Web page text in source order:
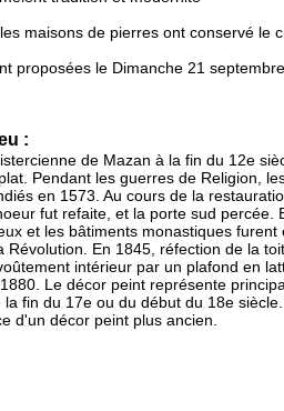
maisons de pierres ont conservé le
proposées le Dimanche 21
:
de Mazan à la fin du 12e
Pendant les guerres de Religion,
en 1573. Au cours de la
fut refaite, et la porte sud percée.
et les bâtiments monastiques furent
Révolution. En 1845, réfection de la
intérieur par un plafond en
Le décor peint représente
fin du 17e ou du début du 18e
d'un décor peint plus ancien.